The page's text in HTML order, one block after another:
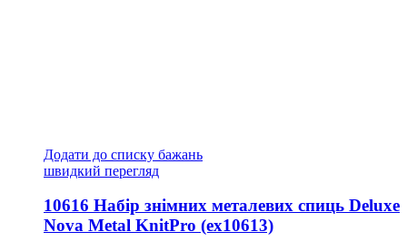
Додати до списку бажань
швидкий перегляд
10616 Набір знімних металевих спиць Deluxe
Nova Metal KnitPro (ex10613)